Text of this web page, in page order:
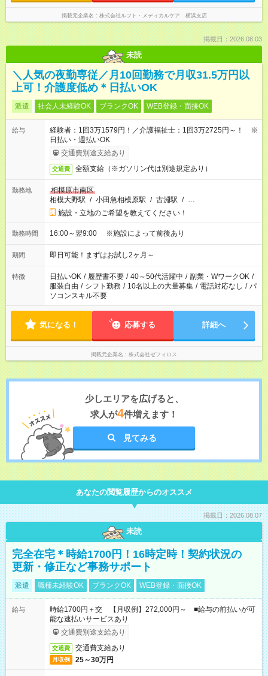
掲載元企業名 株式会社ルフト・メディカルケア 横浜支店
掲載日：2026.08.03
未読
＼人気の夜勤専従／月10回勤務で月収31.5万円以
上可！介護度低め＊日払いOK
派遣 社会人未経験OK ブランクOK WEB登録・面接OK
給与
経験者：1回3万1579円！／介護福祉士：1回3万2725円～！ ※
日払い・週払いOK
交通費別途支給あり
交通費 全額支給（※ガソリン代は別途規定あり）
勤務地
相模原市南区
相模大野駅 / 小田急相模原駅 / 古淵駅 / …
施設・立地のご希望を教えてください！
勤務時間 16:00～翌9:00 ※施設によって前後あり
期間 即日可能！まずはお試し2ヶ月～
特徴 日払いOK / 履歴書不要 / 40～50代活躍中 / 副業・WワークOK /
服装自由 / シフト勤務 / 10名以上の大量募集 / 電話対応なし / パ
ソコンスキル不要
気になる！ 応募する 詳細へ
掲載元企業名 株式会社ゼフィロス
少しエリアを広げると、
求人が4件増えます！
見てみる
あなたの閲覧履歴からのオススメ
掲載日：2026.08.07
未読
完全在宅＊時給1700円！16時定時！契約状況の
更新・修正など事務サポート
派遣 職種未経験OK ブランクOK WEB登録・面接OK
給与
時給1700円＋交 【月収例】272,000円～ ■給与の前払いが可
能な速払いサービスあり
交通費別途支給あり
交通費 交通費支給あり
月収例 25～30万円